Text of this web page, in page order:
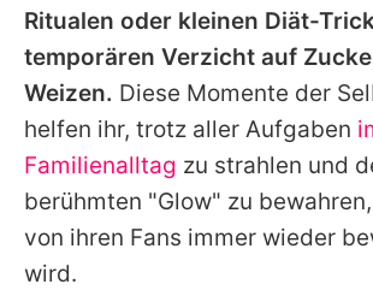
Ritualen oder kleinen Diät-
temporären Verzicht auf
Weizen. Diese Momente der
helfen ihr, trotz aller Aufgaben
Familienalltag zu strahlen und
berühmten "Glow" zu
von ihren Fans immer wieder
wird.